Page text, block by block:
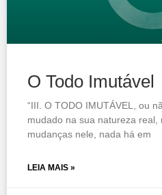
O Todo Imutável
“III. O TODO IMUTÁVEL, ou
mudado na sua natureza
mudanças nele, nada há em
LEIA MAIS »